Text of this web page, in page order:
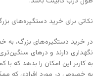
نکاتی برای خرید دستگیره‌های
در خرید دستگیره‌های بزرگ، به
نگهداری دارند و درهای
به کاربر این امکان را بدهد که با